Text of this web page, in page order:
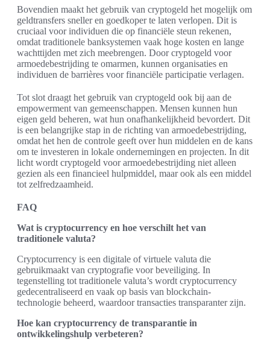
Bovendien maakt het gebruik van cryptogeld het mogelijk om
geldtransfers sneller en goedkoper te laten verlopen. Dit is
cruciaal voor individuen die op financiële steun rekenen,
omdat traditionele banksystemen vaak hoge kosten en lange
wachttijden met zich meebrengen. Door cryptogeld voor
armoedebestrijding te omarmen, kunnen organisaties en
individuen de barrières voor financiële participatie verlagen.
Tot slot draagt het gebruik van cryptogeld ook bij aan de
empowerment van gemeenschappen. Mensen kunnen hun
eigen geld beheren, wat hun onafhankelijkheid bevordert. Dit
is een belangrijke stap in de richting van armoedebestrijding,
omdat het hen de controle geeft over hun middelen en de kans
om te investeren in lokale ondernemingen en projecten. In dit
licht wordt cryptogeld voor armoedebestrijding niet alleen
gezien als een financieel hulpmiddel, maar ook als een middel
tot zelfredzaamheid.
FAQ
Wat is cryptocurrency en hoe verschilt het van
traditionele valuta?
Cryptocurrency is een digitale of virtuele valuta die
gebruikmaakt van cryptografie voor beveiliging. In
tegenstelling tot traditionele valuta’s wordt cryptocurrency
gedecentraliseerd en vaak op basis van blockchain-
technologie beheerd, waardoor transacties transparanter zijn.
Hoe kan cryptocurrency de transparantie in
ontwikkelingshulp verbeteren?